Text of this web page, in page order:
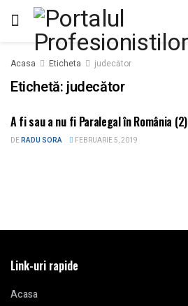
Acasa Eticheta judecător
Etichetă:judecător
ARTICOLE
A fi sau a nu fi Paralegal în România (2)
DERADU SORA FEBRUARIE 5, 2019
Link-uri rapide
Acasa